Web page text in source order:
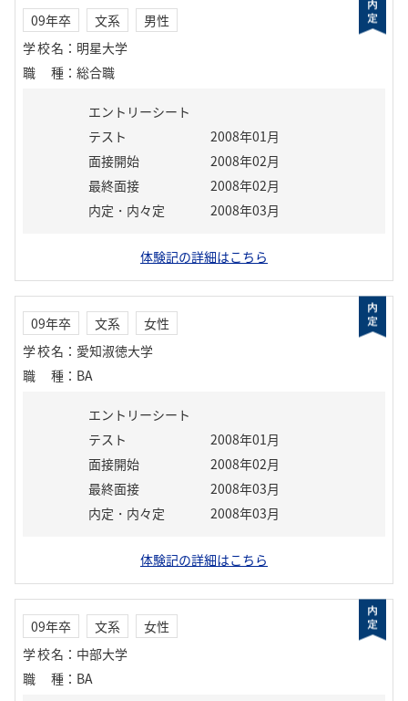
09年卒 文系
男性
学校名 ： 明星大学
職種 ： 総合職
エントリーシート
テスト
2008年01月
面接開始
2008年02月
最終面接
2008年02月
内定・内々定
2008年03月
体験記の詳細はこちら
09年卒 文系
女性
学校名 ： 愛知淑徳大学
職種 ： BA
エントリーシート
テスト
2008年01月
面接開始
2008年02月
最終面接
2008年03月
内定・内々定
2008年03月
体験記の詳細はこちら
09年卒 文系
女性
学校名 ： 中部大学
職種 ： BA